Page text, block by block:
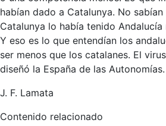
habían dado a Catalunya. No
Catalunya lo había tenido Andalucía
Y eso es lo que entendían los
ser menos que los catalanes. El
diseñó la España de las Autonomías.
J. F. Lamata
Contenido relacionado